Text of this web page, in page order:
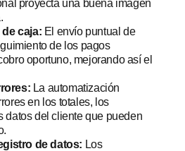
proyecta una buena imagen
de caja: El envío puntual de
de los pagos
oportuno, mejorando así el
La automatización
en los totales, los
datos del cliente que pueden
de datos: Los